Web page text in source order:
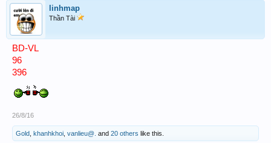
linhmap
Thần Tài
BD-VL
96
396
26/8/16
Gold khanhkhoi vanlieu@. and 20 others like this.